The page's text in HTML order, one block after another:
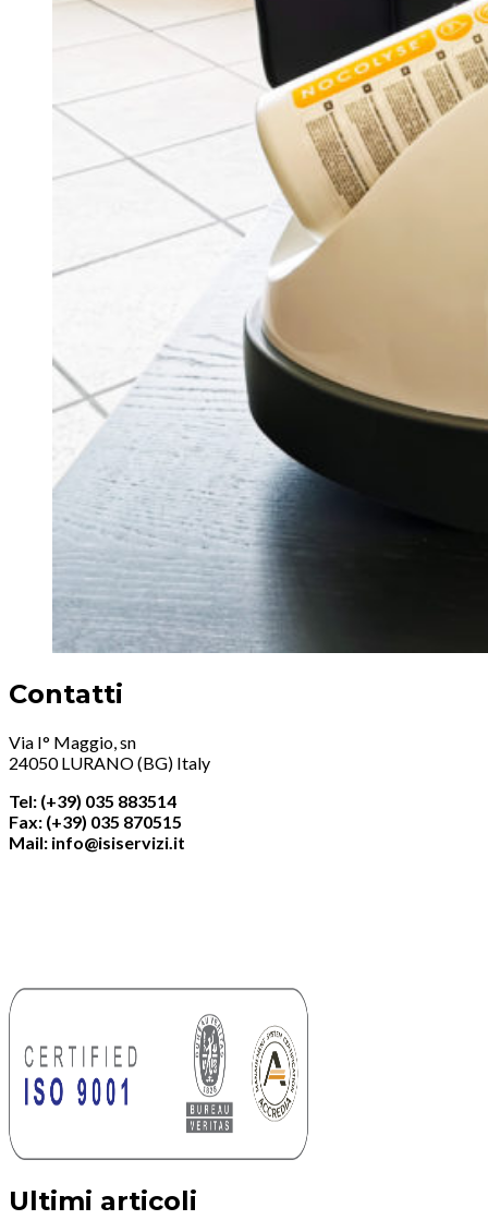
Contatti
Via I° Maggio, sn
24050 LURANO (BG) Italy
Tel: (+39) 035 883514
Fax: (+39) 035 870515
Mail: info@isiservizi.it
Ultimi articoli